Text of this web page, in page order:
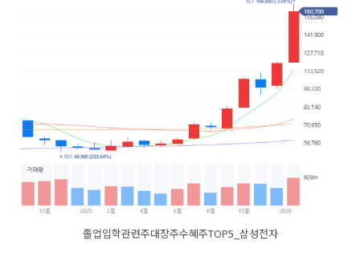
졸업입학관련주대장주수혜주TOP5_삼성전자